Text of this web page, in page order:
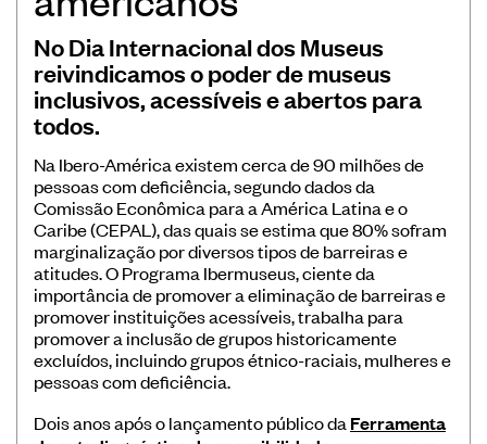
Museus
Educação
Patrimônio
Formação e Capacitação
Sustentabilidade
Registro/Registo de Museus Ibero-
Americanos
Sistema de coleta de dados de
público de museus
No Dia Internacional dos Museus
reivindicamos o poder de museus
inclusivos, acessíveis e abertos para
todos.
Na Ibero-América existem cerca de 90 milhões de
pessoas com deficiência, segundo dados da
Comissão Econômica para a América Latina e o
Caribe (CEPAL), das quais se estima que 80% sofram
marginalização por diversos tipos de barreiras e
atitudes. O Programa Ibermuseus, ciente da
importância de promover a eliminação de barreiras e
promover instituições acessíveis, trabalha para
promover a inclusão de grupos historicamente
excluídos, incluindo grupos étnico-raciais, mulheres e
pessoas com deficiência.
Dois anos após o lançamento público da Ferramenta